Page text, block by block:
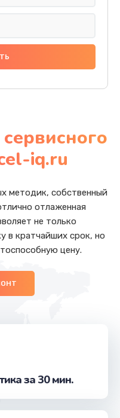
iq.ru
методик, собственный
отлаженная
не только
в кратчайших срок, но
цену.
за 30 мин.